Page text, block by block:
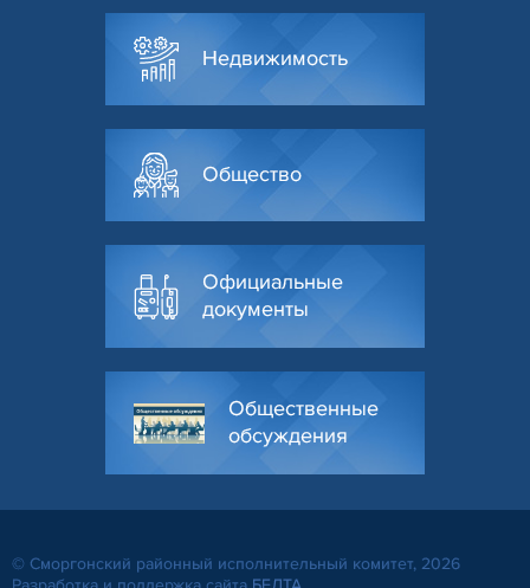
Недвижимость
Общество
Официальные
документы
Общественные
обсуждения
© Сморгонский районный исполнительный комитет, 2026